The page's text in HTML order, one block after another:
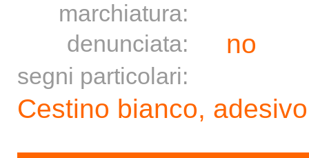
marchiatura:
denunciata:
no
segni particolari:
Cestino bianco,